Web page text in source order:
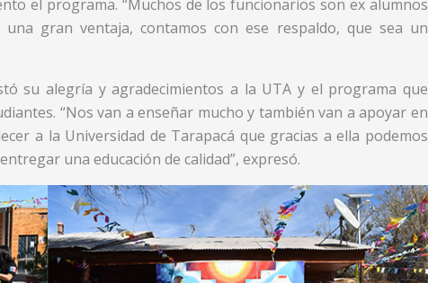
el programa. “Muchos de los funcionarios son ex alumnos
gran ventaja, contamos con ese respaldo, que sea un
su alegría y agradecimientos a la UTA y el programa que
“Nos van a enseñar mucho y también van a apoyar en
a la Universidad de Tarapacá que gracias a ella podemos
una educación de calidad”, expresó.